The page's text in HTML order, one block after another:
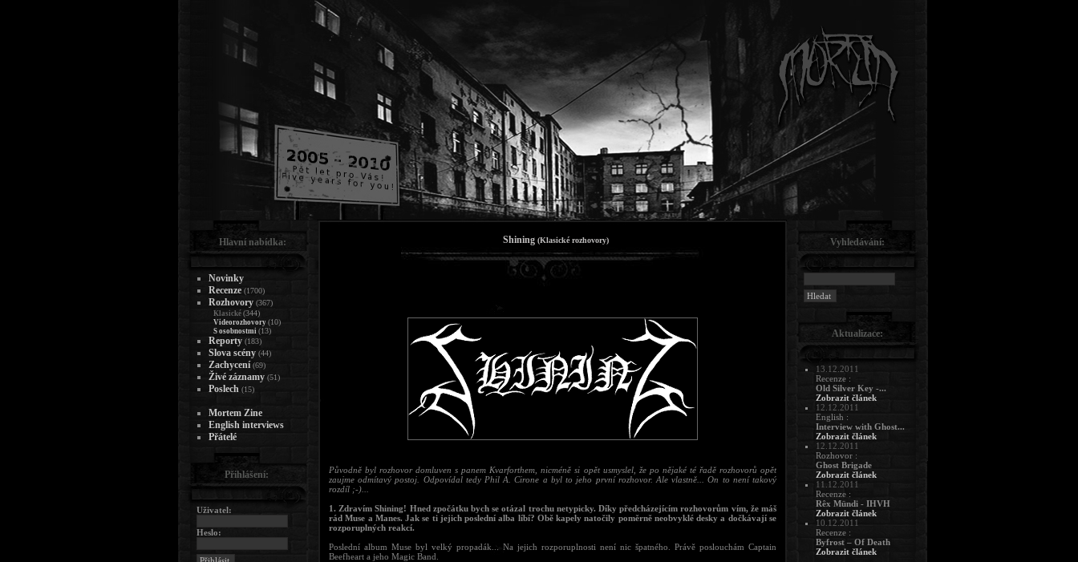
Shining (Klasické rozhovory)
Původně byl rozhovor domluven s panem Kvarforthem, nicméně si opět usmyslel, že po nějaké té řadě rozhovorů opět
zaujme odmítavý postoj. Odpovídal tedy Phil A. Cirone a byl to jeho první rozhovor. Ale vlastně... On to není takový
rozdíl ;-)...
1. Zdravím Shining! Hned zpočátku bych se otázal trochu netypicky. Díky předcházejícím rozhovorům vím, že máš
rád Muse a Manes. Jak se ti jejich poslední alba líbí? Obě kapely natočily poměrně neobvyklé desky a dočkávají se
rozporuplných reakcí.
Poslední album Muse byl velký propadák... Na jejich rozporuplnosti není nic špatného. Právě poslouchám Captain
Beefheart a jeho Magic Band.
Hlavní nabídka:
Novinky
Recenze (1700)
Rozhovory (367)
Klasické (344)
Videorozhovory (10)
S osobnostmi (13)
Reporty (183)
Slova scény (44)
Zachycení (69)
Živé záznamy (51)
Poslech (15)
Mortem Zine
English interviews
Přátelé
Přihlášení:
Uživatel:
Heslo:
Vyhledávání:
Aktualizace:
13.12.2011
Recenze :
Old Silver Key -...
Zobrazit článek
12.12.2011
English :
Interview with Ghost...
Zobrazit článek
12.12.2011
Rozhovor :
Ghost Brigade
Zobrazit článek
11.12.2011
Recenze :
Rêx Mündi - IHVH
Zobrazit článek
10.12.2011
Recenze :
Byfrost – Of Death
Zobrazit článek